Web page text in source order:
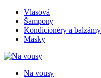
Vlasová
Šampony
Kondicionéry a balzámy
Masky
Na vousy